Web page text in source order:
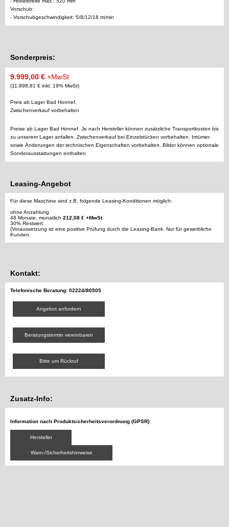
Vorschub:
- Vorschubgeschwindigkeit: 5/8/12/18 m/min
Sonderpreis:
9.999,00 € +MwSt
(11.898,81 € inkl. 19% MwSt)
Preis ab Lager Bad Honnef.
Zwischenverkauf vorbehalten
Preise ab Lager Bad Honnef. Je nach Hersteller können zusätzliche Transportkosten bis
zu unserem Lager anfallen. Zwischenverkauf bei Einzelstücken vorbehalten. Irrtümer
sowie Änderungen der technischen Eigenschaften vorbehalten. Bilder können optionale
Sonderausstattungen enthalten.
Leasing-Angebot
Für diese Maschine sind z.B. folgende Leasing-Konditionen möglich:
ohne Anzahlung
48 Monate, monatlich 212,08 € +MwSt
30% Restwert
(Voraussetzung ist eine positive Prüfung durch die Leasing-Bank. Nur für gewerbliche
Kunden.
Kontakt:
Telefonische Beratung: 02224/80505
Angebot anfordern
Beratungstermin vereinbaren
Bitte um Rückruf
Zusatz-Info:
Information nach Produktsicherheitsverordnung (GPSR):
Hersteller
Warn-/Sicherheitshinweise